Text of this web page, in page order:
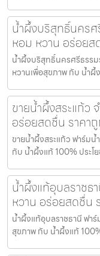
น้ำผึ้งบริสุทธิ์นครศ
หอม หวาน อร่อยส
น้ำผึ้งบริสุทธิ์นครศรีธรร
หวานเพื่อสุขภาพ กับ น้ำผึ้
ขายน้ำผึ้งสระแก้ว
อร่อยสดชื่น ราคา
ขายน้ำผึ้งสระแก้ว ฟาร์ม
กับ น้ำผึ้งแท้ 100% ประโ
น้ำผึ้งแท้อุบลราชธ
หวาน อร่อยสดชื่น
น้ำผึ้งแท้อุบลราชธานี ฟา
สุขภาพ กับ น้ำผึ้งแท้